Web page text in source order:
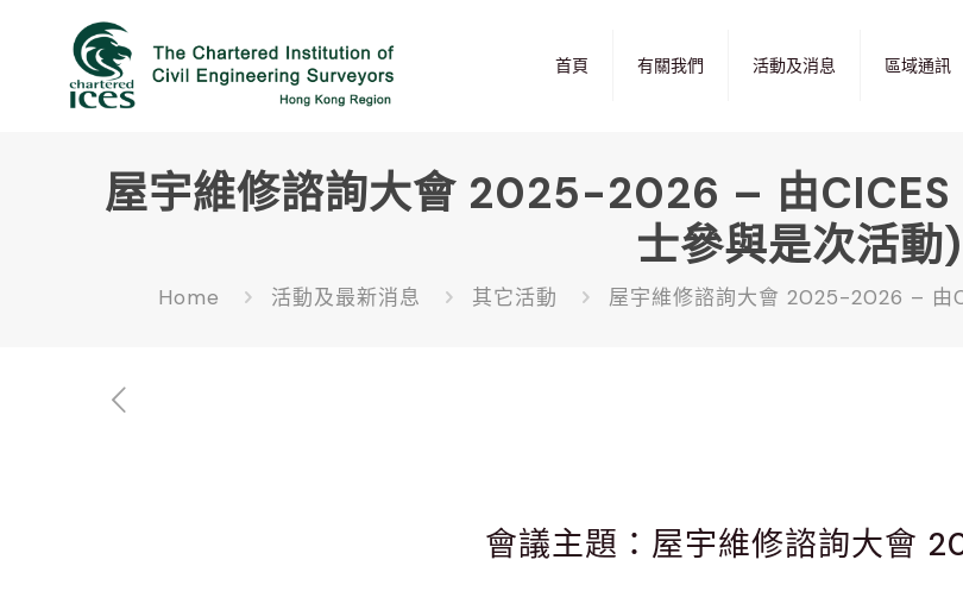
首頁 有關我們 活動及消息 區域通訊
屋宇維修諮詢大會 2025-2026 – 由CICES
士參與是次活動)
Home 活動及最新消息 其它活動 屋宇維修諮詢大會 2025-2026 – 由
會議主題：屋宇維修諮詢大會